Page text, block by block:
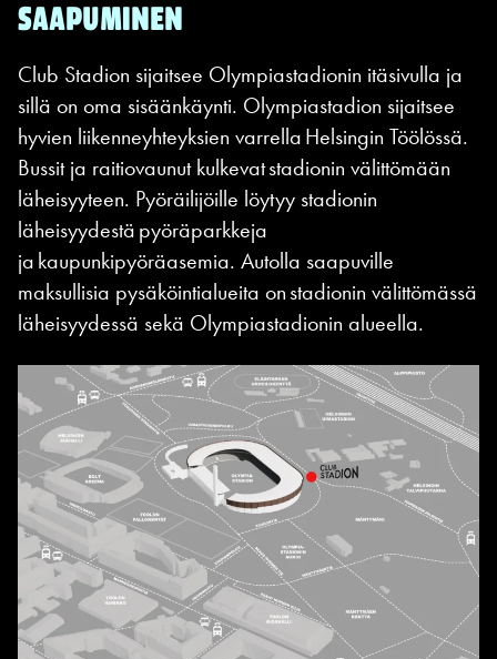
SAAPUMINEN
Club Stadion sijaitsee Olympiastadionin itäsivulla ja
sillä on oma sisäänkäynti. Olympiastadion sijaitsee
hyvien liikenneyhteyksien varrella Helsingin Töölössä.
Bussit ja raitiovaunut kulkevat stadionin välittömään
läheisyyteen. Pyöräilijöille löytyy stadionin
läheisyydestä pyöräparkkeja
ja kaupunkipyöräasemia. Autolla saapuville
maksullisia pysäköintialueita on stadionin välittömässä
läheisyydessä sekä Olympiastadionin alueella.